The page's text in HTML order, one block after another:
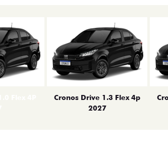
Cronos Drive 1.3 Flex 4p
2027